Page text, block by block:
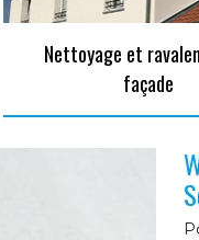
Nettoyage et
façade